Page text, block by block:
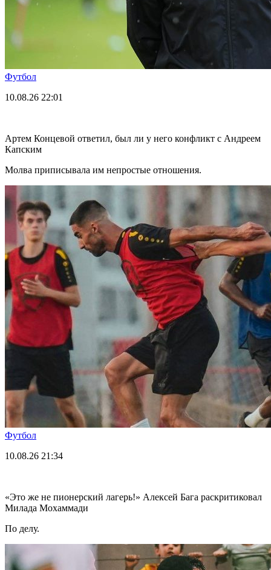
Футбол
10.08.26 22:01
Артем Концевой ответил, был ли у него конфликт с Андреем
Капским
Молва приписывала им непростые отношения.
Футбол
10.08.26 21:34
«Это же не пионерский лагерь!» Алексей Бага раскритиковал
Милада Мохаммади
По делу.